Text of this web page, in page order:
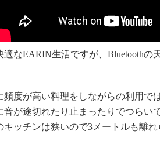
適なEARIN生活ですが、Bluetoothの
頻度が高い料理をしながらの利用で
音が途切れたり止まったりでつらい
キッチンは狭いので3メートルも離れ